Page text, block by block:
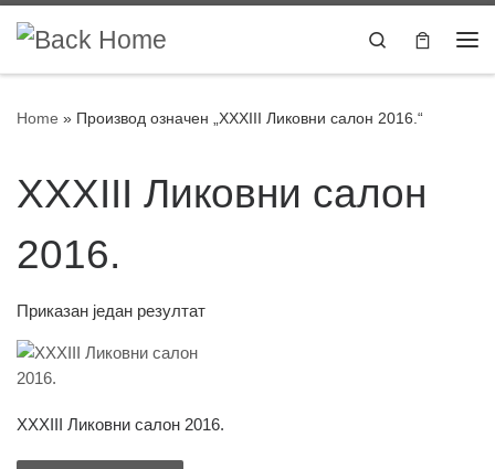
Skip to content Search
Home » Производ oзначен „XXXIII Ликовни салон 2016.“
XXXIII Ликовни салон
2016.
Приказан један резултат
XXXIII Ликовни салон 2016.